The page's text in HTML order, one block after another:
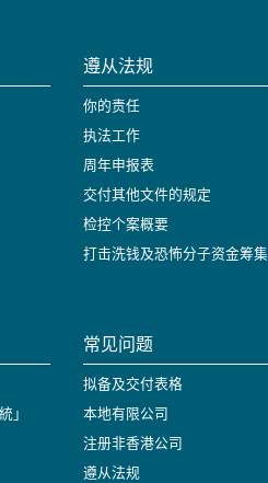
」
遵从法规
你的责任
执法工作
周年申报表
交付其他文件的规定
检控个案概要
打击洗钱及恐怖分子资金筹集
常见问题
拟备及交付表格
本地有限公司
注册非香港公司
遵从法规